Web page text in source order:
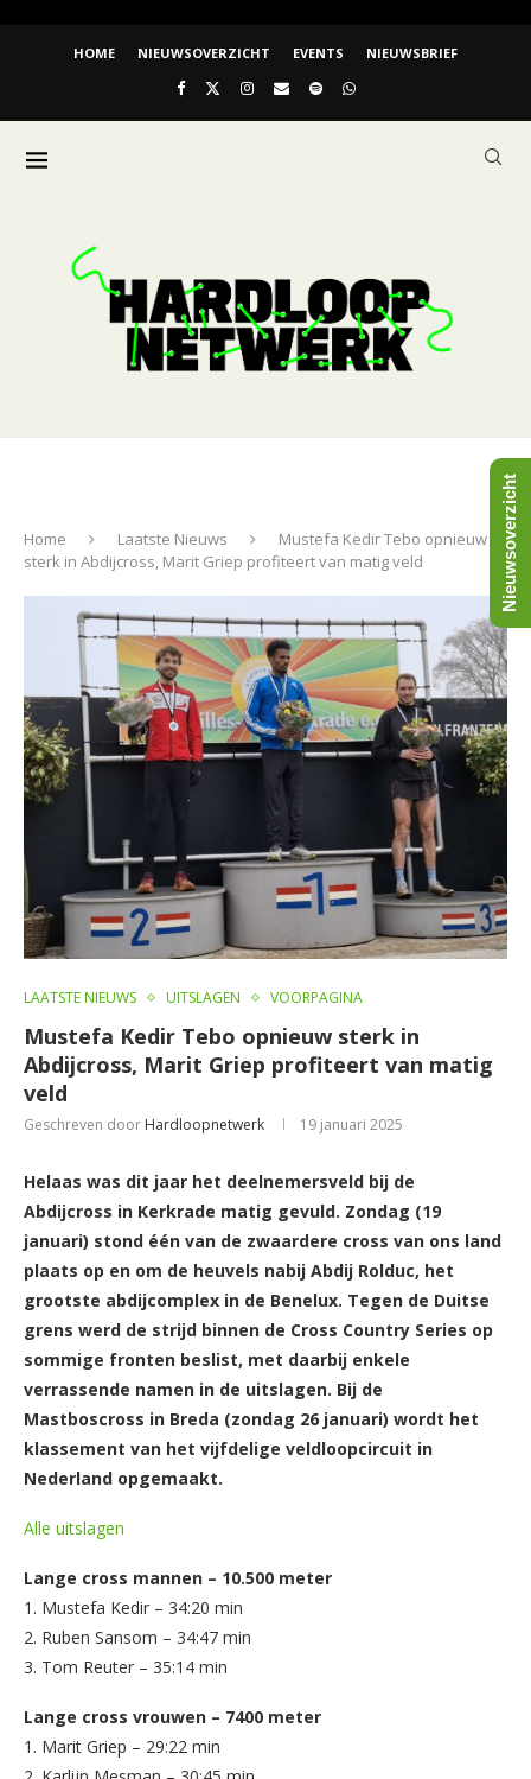
HOME NIEUWSOVERZICHT EVENTS NIEUWSBRIEF
Home Laatste Nieuws
Mustefa Kedir Tebo opnieuw
sterk in Abdijcross, Marit Griep profiteert van matig veld
LAATSTE NIEUWS UITSLAGEN VOORPAGINA
Mustefa Kedir Tebo opnieuw sterk in
Abdijcross, Marit Griep profiteert van matig
veld
Geschreven door Hardloopnetwerk 19 januari 2025
Helaas was dit jaar het deelnemersveld bij de
Abdijcross in Kerkrade matig gevuld. Zondag (19
januari) stond één van de zwaardere cross van ons land
plaats op en om de heuvels nabij Abdij Rolduc, het
grootste abdijcomplex in de Benelux. Tegen de Duitse
grens werd de strijd binnen de Cross Country Series op
sommige fronten beslist, met daarbij enkele
verrassende namen in de uitslagen. Bij de
Mastboscross in Breda (zondag 26 januari) wordt het
klassement van het vijfdelige veldloopcircuit in
Nederland opgemaakt.
Alle uitslagen
Lange cross mannen – 10.500 meter
1. Mustefa Kedir – 34:20 min
2. Ruben Sansom – 34:47 min
3. Tom Reuter – 35:14 min
Lange cross vrouwen – 7400 meter
1. Marit Griep – 29:22 min
Nieuwsoverzicht